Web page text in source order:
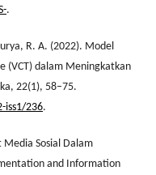
.
R. A. (2022). Model
(VCT) dalam Meningkatkan
22(1), 58–75.
iss1/236.
Sosial Dalam
and Information